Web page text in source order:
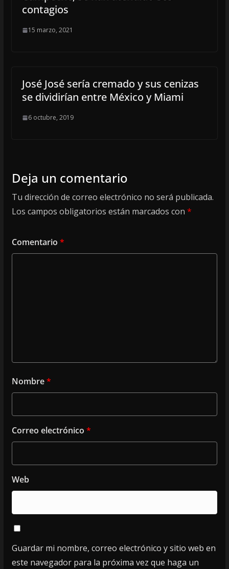
contagios
15 marzo, 2021
José José sería cremado y sus cenizas
se dividirían entre México y Miami
6 octubre, 2019
Deja un comentario
Tu dirección de correo electrónico no será publicada.
Los campos obligatorios están marcados con *
Comentario *
Nombre*
Correo electrónico *
Web
Guardar mi nombre, correo electrónico y sitio web en
este navegador para la próxima vez que haga un